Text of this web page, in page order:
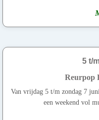
5 t/
Reurpop
Van vrijdag 5 t/m zondag 7
een weekend vol